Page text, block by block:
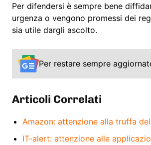
Per difendersi è sempre bene
urgenza o vengono promessi dei
sia utile dargli ascolto.
Per restare sempre
Articoli Correlati
Amazon: attenzione alla truffa
IT-alert: attenzione alle